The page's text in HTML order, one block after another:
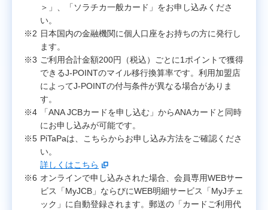
＞」、「ソラチカ一般カード」をお申し込みくださ
い。
日本国内の金融機関に個人口座をお持ちの方に発行し
ます。
ご利用合計金額200円（税込）ごとに1ポイントで獲得
できるJ-POINTのマイル移行換算率です。利用加盟店
によってJ-POINTの付与条件が異なる場合がありま
す。
「ANA JCBカードを申し込む」からANAカードと同時
にお申し込みが可能です。
PiTaPaは、こちらからお申し込み方法をご確認くださ
い。
詳しくはこちら
オンラインで申し込みされた場合、会員専用WEBサー
ビス「MyJCB」ならびにWEB明細サービス「MyJチェ
ック」に自動登録されます。郵送の「カードご利用代